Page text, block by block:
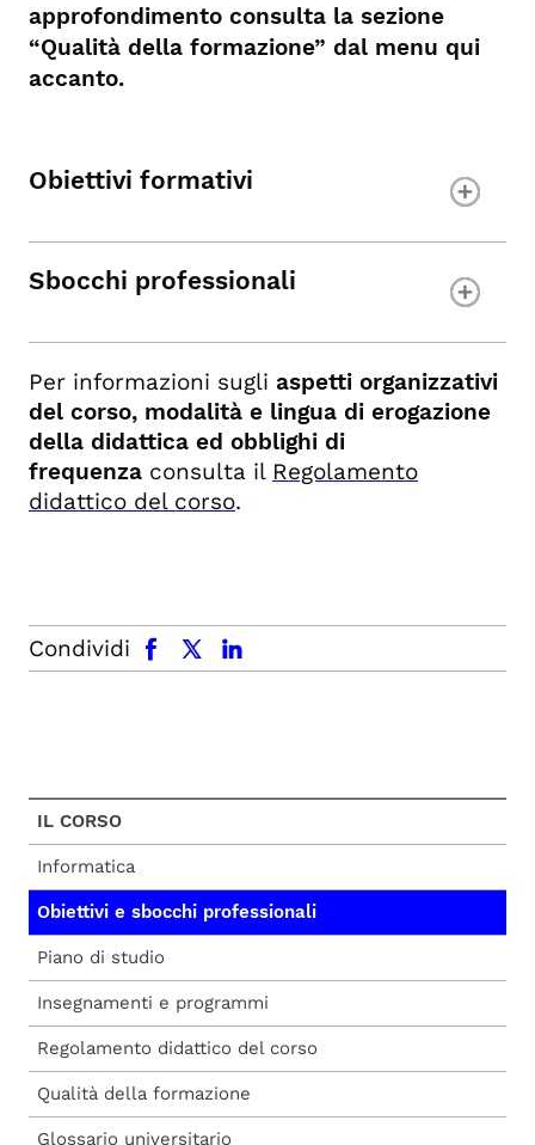
approfondimento consulta la sezione
“Qualità della formazione” dal menu qui
accanto.
Obiettivi formativi
Sbocchi professionali
Per informazioni sugli aspetti organizzativi
del corso, modalità e lingua di erogazione
della didattica ed obblighi di
frequenza consulta il Regolamento
didattico del corso.
Condividi
facebook x.com linkedin
IL CORSO
Informatica
Obiettivi e sbocchi professionali
Piano di studio
Insegnamenti e programmi
Regolamento didattico del corso
Qualità della formazione
Glossario universitario